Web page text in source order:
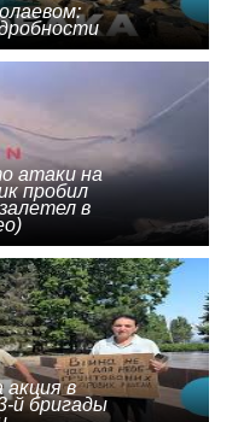
атаки на
пробил
в
в
й бригады